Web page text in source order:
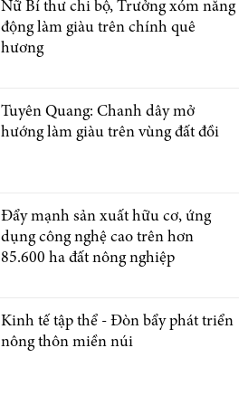
Nữ Bí thư chi bộ, Trưởng xóm năng
động làm giàu trên chính quê
hương
Tuyên Quang: Chanh dây mở
hướng làm giàu trên vùng đất đồi
Đẩy mạnh sản xuất hữu cơ, ứng
dụng công nghệ cao trên hơn
85.600 ha đất nông nghiệp
Kinh tế tập thể - Đòn bẩy phát triển
nông thôn miền núi